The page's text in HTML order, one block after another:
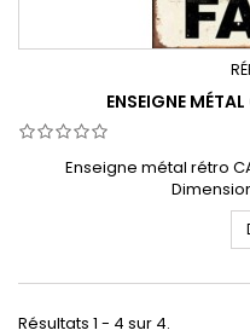
ENSEIGNE
Enseigne métal rétro
Résultats 1 - 4 sur 4.